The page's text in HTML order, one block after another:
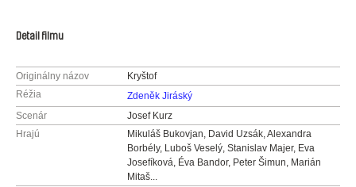
Detail filmu
Originálny názov
Kryštof
Réžia
Zdeněk Jiráský
Scenár
Josef Kurz
Hrajú
Mikuláš Bukovjan, David Uzsák, Alexandra
Borbély, Luboš Veselý, Stanislav Majer, Eva
Josefíková, Éva Bandor, Peter Šimun, Marián
Mitaš...